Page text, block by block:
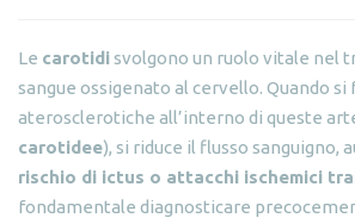
Le carotidisvolgono un ruolo vitale nel
sangue ossigenato al cervello. Quando
aterosclerotiche all’interno di queste
carotidee), si riduce il flusso sanguigno,
rischio di ictus o attacchi ischemici
fondamentale diagnosticare